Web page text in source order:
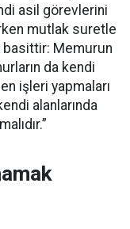
asil görevlerini
mutlak suretle
basittir: Memurun
da kendi
işleri yapmaları
alanlarında